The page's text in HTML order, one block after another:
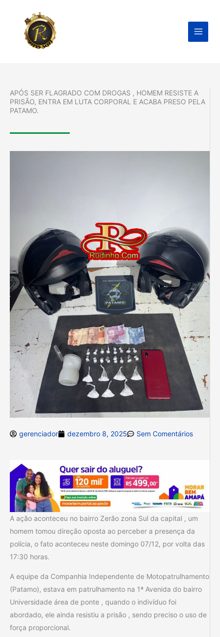
conteúdo
APÓS SER FLAGRADO COM DROGAS , HOMEM RESISTE A
PRISÃO, ENTRA EM LUTA CORPORAL E ACABA PRESO PELA
PATAMO.
gerenciador dezembro 8, 2025 Sem Comentários
A ação aconteceu no bairro Zerão zona Sul da capital , um
homem tomou direção oposta ao perceber a presença da
polícia, o fato aconteceu neste domingo 07/12, por volta das
17:30 horas.
A equipe da Companhia Independente de Motopatrulhamento
(Patamo), estava em patrulhamento na 1ª Avenida do bairro
Universidade área de ponte , quando o indivíduo foi
abordado, ele ainda resistiu a prisão , sendo preciso o uso de
força proporcional.